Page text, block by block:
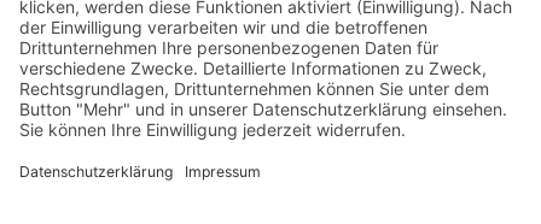
Safe Sharing Tool:
Inhalte teilen ohne Abmahnrisiko